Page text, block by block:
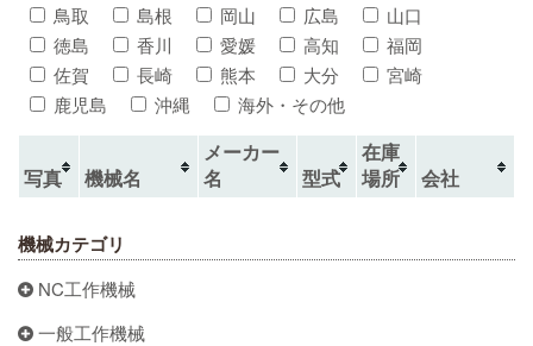
鳥取
島根 岡山 広島
山口
徳島
香川 愛媛 高知
福岡
佐賀
長崎 熊本 大分
宮崎
鹿児島
沖縄 海外・その他
写真 機械名
メーカー
名
型式
在庫
場所
会社
機械カテゴリ
NC工作機械
一般工作機械